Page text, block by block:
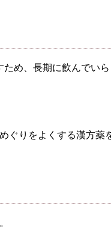
め、長期に飲んでい
ぐりをよくする漢方薬